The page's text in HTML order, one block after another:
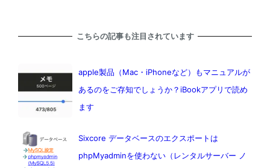
こちらの記事も注目されています
apple製品（Mac・iPhoneなど）もマニュアルが
あるのをご存知でしょうか？iBookアプリで読め
ます
Sixcore データベースのエクスポートは
phpMyadminを使わない（レンタルサーバー ノ